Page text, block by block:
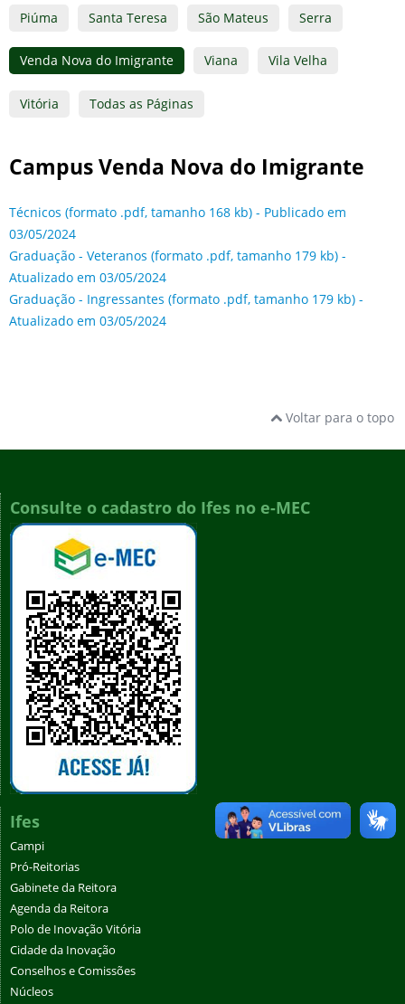
Piúma Santa Teresa São Mateus Serra
Venda Nova do Imigrante Viana Vila Velha
Vitória Todas as Páginas
Campus Venda Nova do Imigrante
Técnicos (formato .pdf, tamanho 168 kb) - Publicado em
03/05/2024
Graduação - Veteranos (formato .pdf, tamanho 179 kb) -
Atualizado em 03/05/2024
Graduação - Ingressantes (formato .pdf, tamanho 179 kb) -
Atualizado em 03/05/2024
Voltar para o topo
Consulte o cadastro do Ifes no e-MEC
Ifes
Campi
Pró-Reitorias
Gabinete da Reitora
Agenda da Reitora
Polo de Inovação Vitória
Cidade da Inovação
Conselhos e Comissões
Núcleos